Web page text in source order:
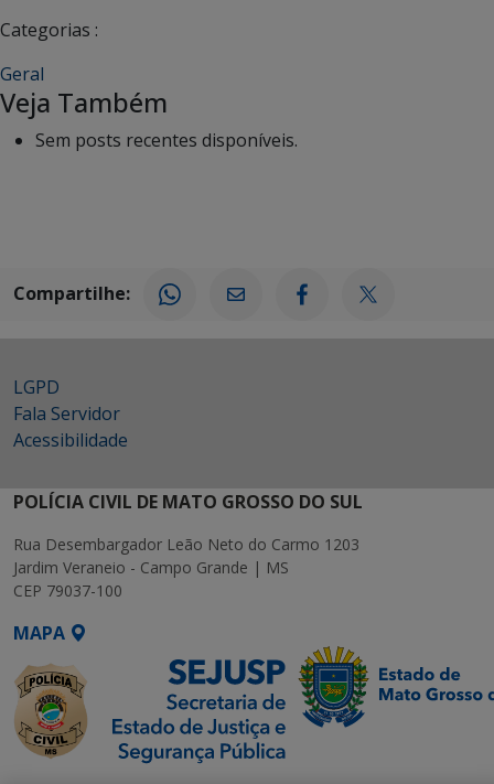
Categorias :
Geral
Veja Também
Sem posts recentes disponíveis.
Compartilhe:
LGPD
Fala Servidor
Acessibilidade
POLÍCIA CIVIL DE MATO GROSSO DO SUL
Rua Desembargador Leão Neto do Carmo 1203
Jardim Veraneio - Campo Grande | MS
CEP 79037-100
MAPA